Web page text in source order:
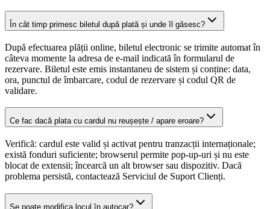
În cât timp primesc biletul după plată și unde îl găsesc?
După efectuarea plății online, biletul electronic se trimite automat în
câteva momente la adresa de e-mail indicată în formularul de
rezervare. Biletul este emis instantaneu de sistem și conține: data,
ora, punctul de îmbarcare, codul de rezervare și codul QR de
validare.
Ce fac dacă plata cu cardul nu reușește / apare eroare?
Verifică: cardul este valid și activat pentru tranzacții internaționale;
există fonduri suficiente; browserul permite pop-up-uri și nu este
blocat de extensii; încearcă un alt browser sau dispozitiv. Dacă
problema persistă, contactează Serviciul de Suport Clienți.
Se poate modifica locul în autocar?